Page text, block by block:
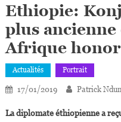
Ethiopie:
plus
Afrique
Actualités Portrait
17/01/2019 Patrick
La diplomate éthiopienne a